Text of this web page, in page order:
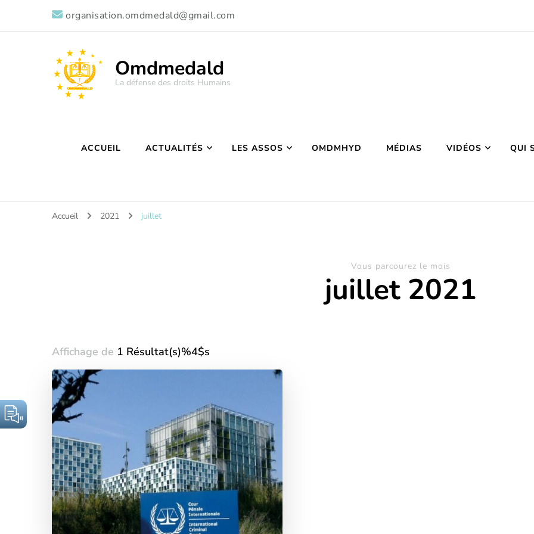
organisation.omdmedald@gmail.com
Omdmedald
La défense des droits Humains
ACCUEIL ACTUALITÉS LES ASSOS OMDMHYD MÉDIAS VIDÉOS QUI
Accueil 2021 juillet
Vous parcourez le mois
juillet 2021
Affichage de 1 Résultat(s)%4$s